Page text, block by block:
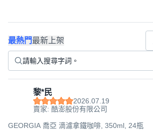
最熱門最新上架
黎*民
2026.07.19
賣家: 酷澎股份有限公司
GEORGIA 喬亞 滴濾拿鐵咖啡, 350ml, 24瓶